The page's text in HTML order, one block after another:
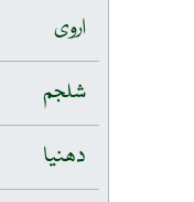
اروی
شلجم
دھنیا